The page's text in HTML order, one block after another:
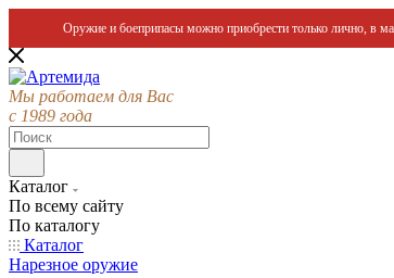
Оружие и боеприпасы можно приобрести только лично, в
Мы работаем для Вас
с 1989 года
Каталог
По всему сайту
По каталогу
Каталог
Нарезное оружие